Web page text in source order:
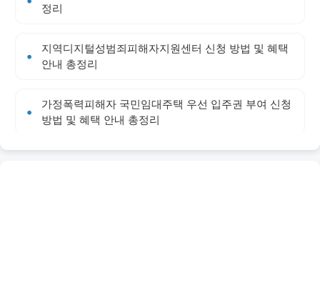
정리
지역디지털성범죄피해자지원센터 신청 방법 및 혜택
안내 총정리
가정폭력피해자 국민임대주택 우선 입주권 부여 신청
방법 및 혜택 안내 총정리